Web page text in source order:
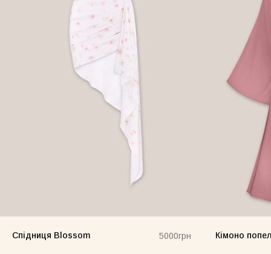
Спідниця Blossom 5000грн Кімоно